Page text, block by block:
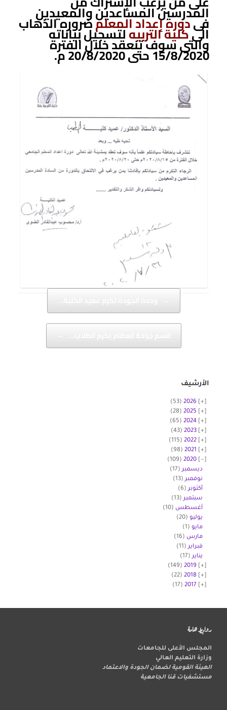
المدرسين المساعدين والمعيدين
فىدوره إعداد المعلمضروره الذهاب الىكلية التربيهلتسجيل بياناته
والتى سوف تنعقد خلال الفترة
15/8/2020 حتى 20/8/2020 م.
Post navigation
الأرشيف
2026
(53)
2025
(28)
2024
(65)
2023
(43)
2022
(115)
2021
(98)
2020
(109)
ديسمبر(17)
نوفمبر(13)
أكتوبر(6)
سبتمبر(13)
أغسطس (10)
يوليو (20)
مايو (1)
مارس (16)
فبراير(11)
يناير(17)
2019
(149)
2018
(22)
2017
(17)
روابط هامة
المجلس الأعلى للجامعات
وزارة التعليم العالي
الهيئة القومية لضمان الجودة والاعتماد
مستشفيات قنا الجامعية